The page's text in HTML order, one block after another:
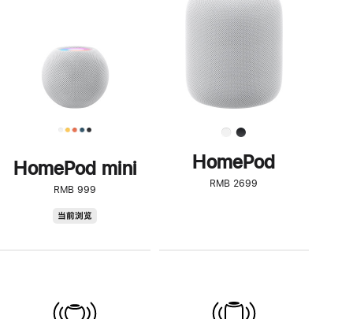
HomePod mini
RMB 999
当前浏览
了
解
HomePod<
HomePod
RMB 2699